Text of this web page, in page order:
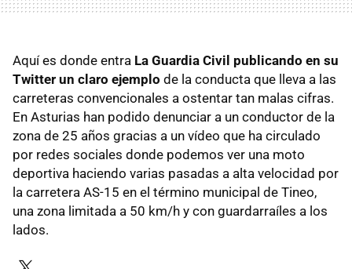
Aquí es donde entra La Guardia Civil publicando en su
Twitter un claro ejemplo de la conducta que lleva a las
carreteras convencionales a ostentar tan malas cifras.
En Asturias han podido denunciar a un conductor de la
zona de 25 años gracias a un vídeo que ha circulado
por redes sociales donde podemos ver una moto
deportiva haciendo varias pasadas a alta velocidad por
la carretera AS-15 en el término municipal de Tineo,
una zona limitada a 50 km/h y con guardarraíles a los
lados.